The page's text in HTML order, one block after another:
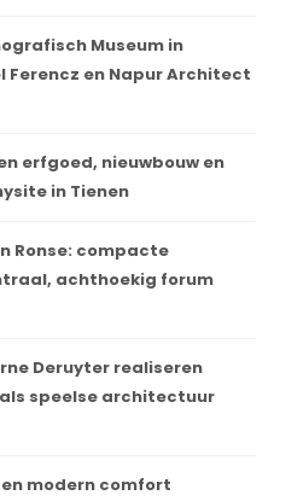
Museum in
Ferencz en Napur Architect
erfgoed, nieuwbouw en
in Tienen
Ronse: compacte
achthoekig forum
Deruyter realiseren
speelse architectuur
modern comfort